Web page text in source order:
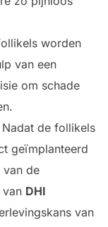
worden
van een
om schade
Nadat de follikels
geïmplanteerd
de
DHI
van